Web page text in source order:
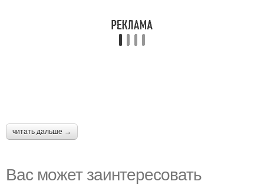
читать дальше →
Вас может заинтересовать